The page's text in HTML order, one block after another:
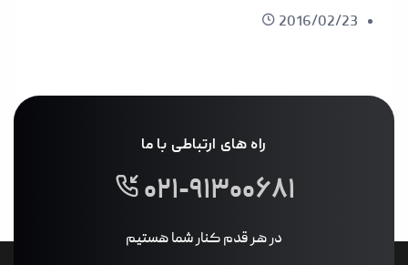
2016/02/23
راه های ارتباطی با ما
۰۲۱-۹۱۳۰۰۶۸۱
در هر قدم کنار شما هستیم